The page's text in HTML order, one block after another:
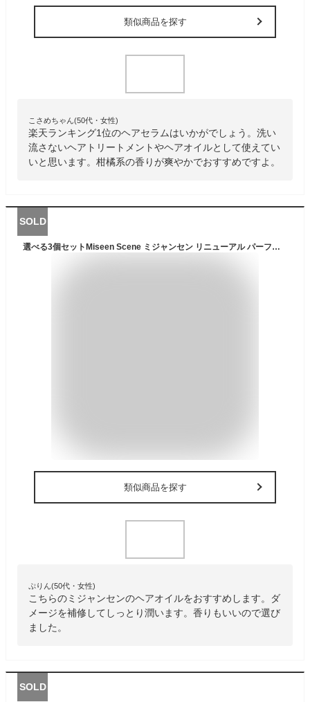
類似商品を探す
こさめちゃん(50代・女性)
楽天ランキング1位のヘアセラムはいかがでしょう。洗い
流さないヘアトリートメントやヘアオイルとして使えてい
いと思います。柑橘系の香りが爽やかでおすすめですよ。
SOLD
選べる3個セットMiseen Scene ミジャンセン リニューアル パーフェクト セラム 5種 各80ml ヘアオイル ダメージケア 正規品 韓国コスメ
類似商品を探す
ぷりん(50代・女性)
こちらのミジャンセンのヘアオイルをおすすめします。ダ
メージを補修してしっとり潤います。香りもいいので選び
ました。
SOLD